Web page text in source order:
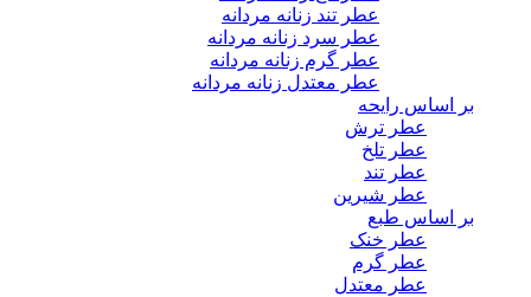
عطر تند زنانه مردانه
عطر سرد زنانه مردانه
عطر گرم زنانه مردانه
عطر معتدل زنانه مردانه
بر اساس رایحه
عطر ترش
عطر تلخ
عطر تند
عطر شیرین
بر اساس طبع
عطر خنک
عطر گرم
عطر معتدل